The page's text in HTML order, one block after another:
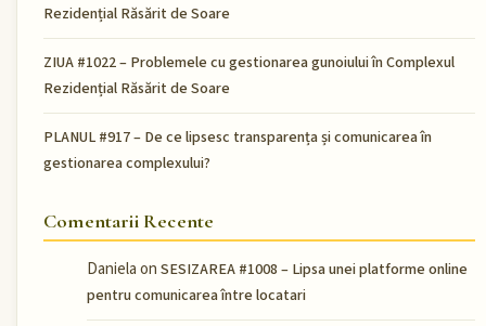
Rezidențial Răsărit de Soare
ZIUA #1022 – Problemele cu gestionarea gunoiului în Complexul
Rezidențial Răsărit de Soare
PLANUL #917 – De ce lipsesc transparența și comunicarea în
gestionarea complexului?
Comentarii Recente
Danielaon SESIZAREA #1008 – Lipsa unei platforme online
pentru comunicarea între locatari